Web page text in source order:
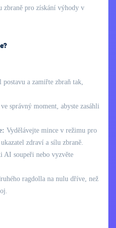
zbraně pro získání výhody v
a zamiřte zbraň tak,
správný moment, abyste zasáhli
Vydělávejte mince v režimu pro
zdraví a sílu zbraně.
AI soupeři nebo vyzvěte
ragdolla na nulu dříve, než